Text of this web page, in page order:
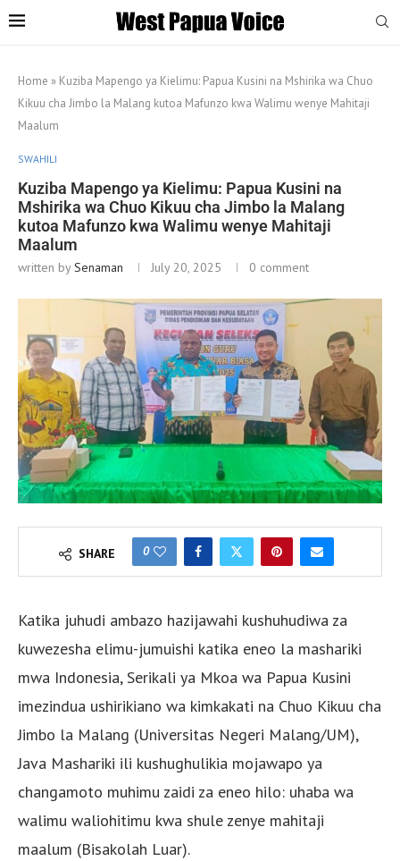
Home » Kuziba Mapengo ya Kielimu: Papua Kusini na Mshirika wa Chuo
Kikuu cha Jimbo la Malang kutoa Mafunzo kwa Walimu wenye Mahitaji
Maalum
SWAHILI
Kuziba Mapengo ya Kielimu: Papua Kusini na
Mshirika wa Chuo Kikuu cha Jimbo la Malang
kutoa Mafunzo kwa Walimu wenye Mahitaji
Maalum
written bySenaman July 20, 2025 0 comment
SHARE 0
Katika juhudi ambazo hazijawahi kushuhudiwa za
kuwezesha elimu-jumuishi katika eneo la mashariki
mwa Indonesia, Serikali ya Mkoa wa Papua Kusini
imezindua ushirikiano wa kimkakati na Chuo Kikuu cha
Jimbo la Malang (Universitas Negeri Malang/UM),
Java Mashariki ili kushughulikia mojawapo ya
changamoto muhimu zaidi za eneo hilo: uhaba wa
walimu waliohitimu kwa shule zenye mahitaji
maalum (Bisakolah Luar).